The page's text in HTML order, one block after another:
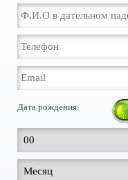
Дата рождения: